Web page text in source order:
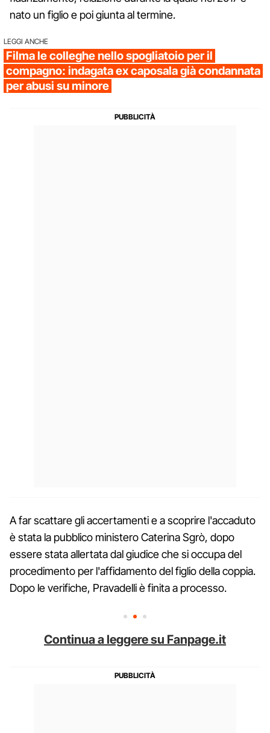
nato un figlio e poi giunta al termine.
LEGGI ANCHE
Filma le colleghe nello spogliatoio per il
compagno: indagata ex caposala già condannata
per abusi su minore
A far scattare gli accertamenti e a scoprire l'accaduto
è stata la pubblico ministero Caterina Sgrò, dopo
essere stata allertata dal giudice che si occupa del
procedimento per l'affidamento del figlio della coppia.
Dopo le verifiche, Pravadelli è finita a processo.
Continua a leggere su Fanpage.it